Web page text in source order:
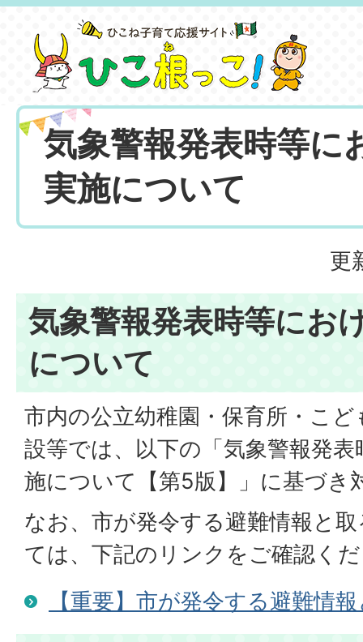
気象警報発表時等に
実施について
更
気象警報発表時等にお
について
市内の公立幼稚園・保育所・こ
設等では、以下の「気象警報発
施について【第5版】」に基づき
なお、市が発令する避難情報と
ては、下記のリンクをご確認く
【重要】市が発令する避難情